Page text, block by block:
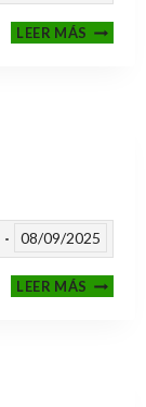
LEER MÁS
08/09/2025
LEER MÁSIII